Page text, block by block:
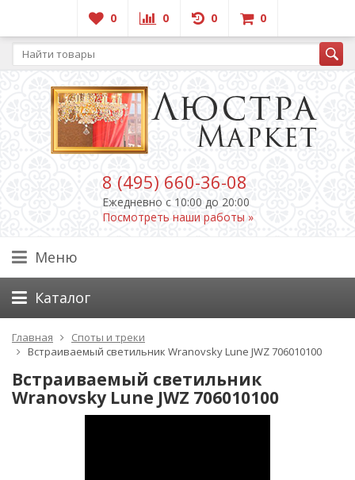
0 0 0 0
8 (495) 660-36-08
Ежедневно c 10:00 до 20:00
Посмотреть наши работы »
Меню
Каталог
Главная
Споты и треки
Встраиваемый светильник Wranovsky Lune JWZ 706010100
Встраиваемый светильник
Wranovsky Lune JWZ 706010100